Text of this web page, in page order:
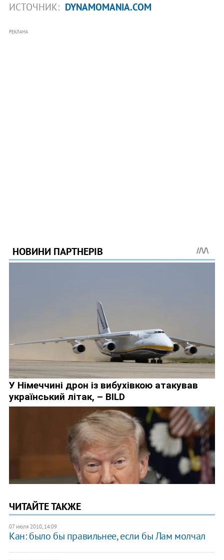
ИСТОЧНИК: DYNAMOMANIA.COM
РЕКЛАМА
ЧИТАЙТЕ ТАКЖЕ
07 июля 2010, 14:09
Кан: было бы правильнее, если бы Лам молчал